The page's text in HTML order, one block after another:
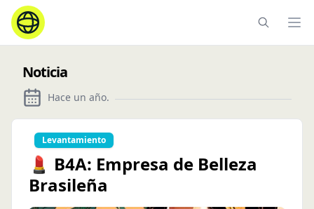
Noticia
Hace un año.
Levantamiento
💄 B4A: Empresa de Belleza
Brasileña